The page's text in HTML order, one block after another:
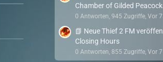
Chamber of Gilded
0 Antworten, 945 Zugriffe, Vor
📗 Neue Thief 2 FM
Closing Hours
0 Antworten, 855 Zugriffe, Vor